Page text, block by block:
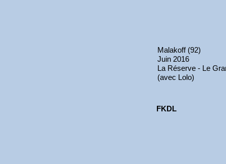
Malakoff (92)
Juin 2016
La Réserve - Le
(avec Lolo)
FKDL